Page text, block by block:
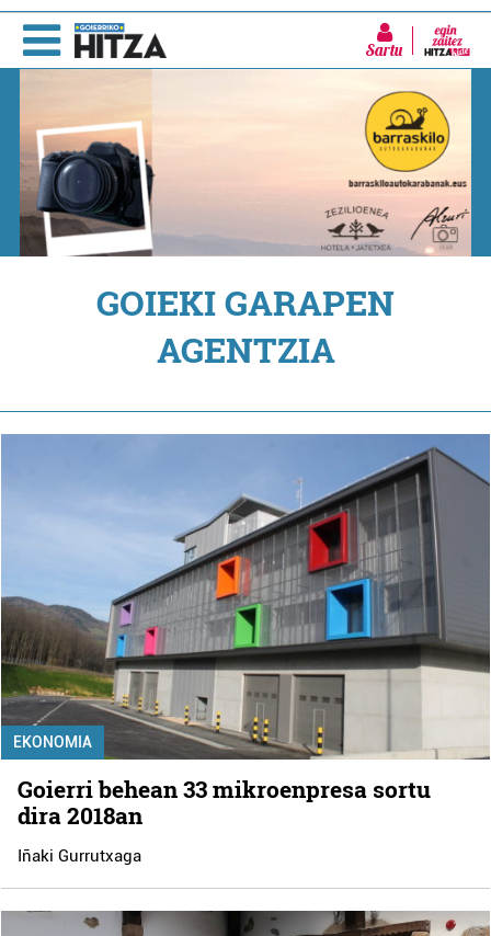
Sartu
GOIEKI GARAPEN
AGENTZIA
EKONOMIA
Goierri behean 33 mikroenpresa sortu
dira 2018an
Iñaki Gurrutxaga